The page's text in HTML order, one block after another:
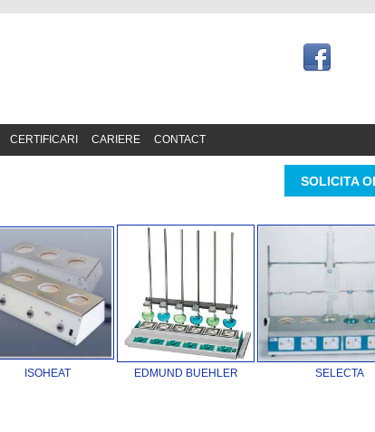
CERTIFICARI CARIERE CONTACT
SOLICITA
ISOHEAT EDMUND BUEHLER SELECTA